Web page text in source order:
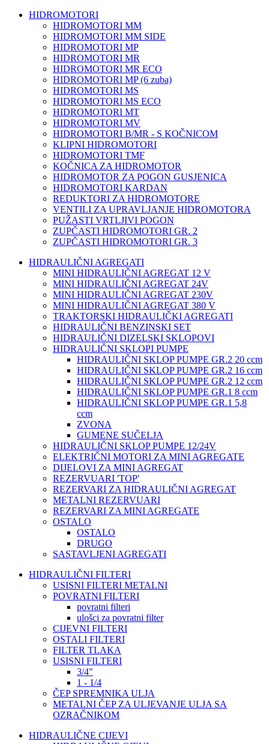
HIDROMOTORI
HIDROMOTORI MM
HIDROMOTORI MM SIDE
HIDROMOTORI MP
HIDROMOTORI MR
HIDROMOTORI MR ECO
HIDROMOTORI MP (6 zuba)
HIDROMOTORI MS
HIDROMOTORI MS ECO
HIDROMOTORI MT
HIDROMOTORI MV
HIDROMOTORI B/MR - S KOČNICOM
KLIPNI HIDROMOTORI
HIDROMOTORI TMF
KOČNICA ZA HIDROMOTOR
HIDROMOTOR ZA POGON GUSJENICA
HIDROMOTORI KARDAN
REDUKTORI ZA HIDROMOTORE
VENTILI ZA UPRAVLJANJE HIDROMOTORA
PUŽASTI VRTLJIVI POGON
ZUPČASTI HIDROMOTORI GR. 2
ZUPČASTI HIDROMOTORI GR. 3
HIDRAULIČNI AGREGATI
MINI HIDRAULIČNI AGREGAT 12 V
MINI HIDRAULIČNI AGREGAT 24V
MINI HIDRAULIČNI AGREGAT 230V
MINI HIDRAULIČNI AGREGAT 380 V
TRAKTORSKI HIDRAULIČKI AGREGATI
HIDRAULIČNI BENZINSKI SET
HIDRAULIČNI DIZELSKI SKLOPOVI
HIDRAULIČNI SKLOPI PUMPE
HIDRAULIČNI SKLOP PUMPE GR.2 20 ccm
HIDRAULIČNI SKLOP PUMPE GR.2 16 ccm
HIDRAULIČNI SKLOP PUMPE GR.2 12 ccm
HIDRAULIČNI SKLOP PUMPE GR.1 8 ccm
HIDRAULIČNI SKLOP PUMPE GR.1 5,8
ccm
ZVONA
GUMENE SUČELJA
HIDRAULIČNI SKLOP PUMPE 12/24V
ELEKTRIČNI MOTORI ZA MINI AGREGATE
DIJELOVI ZA MINI AGREGAT
REZERVUARI 'TOP'
REZERVARI ZA HIDRAULIČNI AGREGAT
METALNI REZERVUARI
REZERVARI ZA MINI AGREGATE
OSTALO
OSTALO
DRUGO
SASTAVLJENI AGREGATI
HIDRAULIČNI FILTERI
USISNI FILTERI METALNI
POVRATNI FILTERI
povratni filteri
ulošci za povratni filter
CIJEVNI FILTERI
OSTALI FILTERI
FILTER TLAKA
USISNI FILTERI
3/4"
1 - 1/4
ČEP SPREMNIKA ULJA
METALNI ČEP ZA ULJEVANJE ULJA SA
OZRAČNIKOM
HIDRAULIČNE CIJEVI